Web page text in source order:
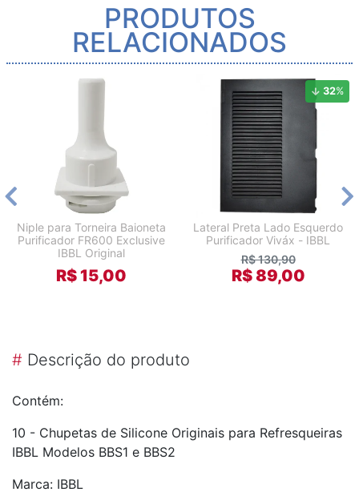
PRODUTOS
RELACIONADOS
Niple para Torneira Baioneta
Purificador FR600 Exclusive
IBBL Original
R$ 15,00
32%
Lateral Preta Lado Esquerdo
Purificador Viváx - IBBL
R$ 130,90
R$ 89,00
# Descrição do produto
Contém:
10 - Chupetas de Silicone Originais para Refresqueiras
IBBL Modelos BBS1 e BBS2
Marca: IBBL